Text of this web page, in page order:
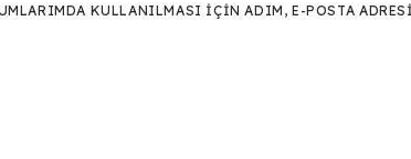
KULLANILMASI IÇIN ADIM, E-POSTA